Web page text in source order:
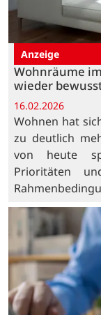
Anzeige
Wohnräume
wieder
16.02.2026
Wohnen hat
zu deutlich
von heute
Prioritäten